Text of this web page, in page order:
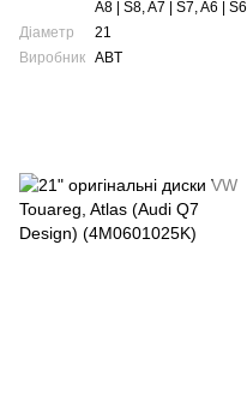
A8 | S8, A7 | S7, A6 | S6
Діаметр
21
Виробник ABT